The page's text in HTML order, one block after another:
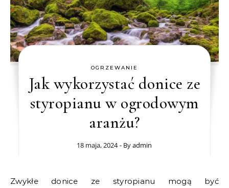
OGRZEWANIE
Jak wykorzystać donice ze
styropianu w ogrodowym
aranżu?
18 maja, 2024 - Byadmin
Zwykłe donice ze styropianu mogą być